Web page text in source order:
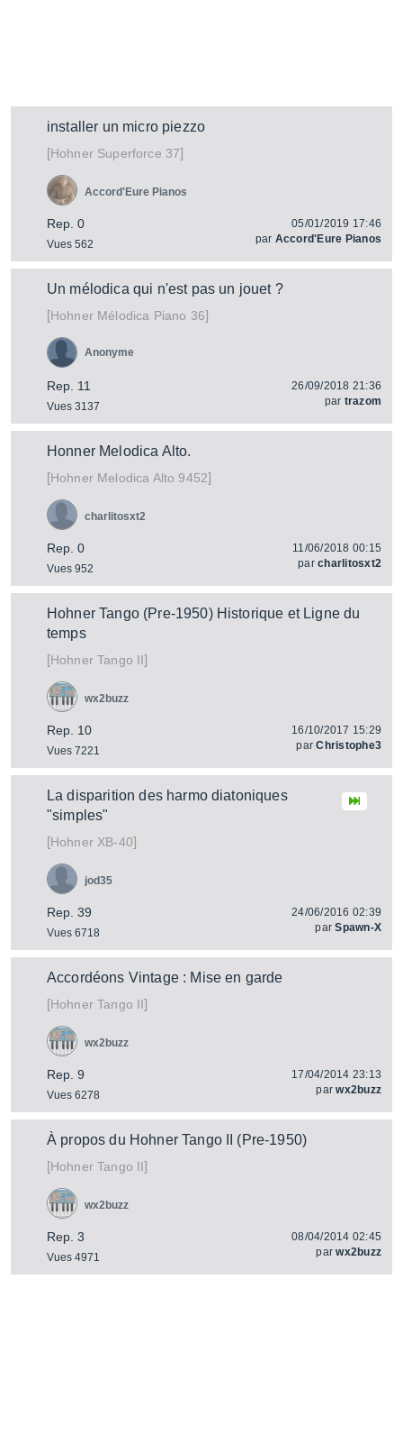
installer un micro piezzo
[HohnerSuperforce 37]
Rep. 0
Vues 562
Accord'Eure Pianos
05/01/2019 17:46
par Accord'Eure Pianos
Un mélodica qui n'est pas un jouet ?
[HohnerMélodica Piano 36]
Rep. 11
Vues 3137
Anonyme
26/09/2018 21:36
par trazom
Honner Melodica Alto.
[HohnerMelodica Alto 9452]
Rep. 0
Vues 952
charlitosxt2
11/06/2018 00:15
parcharlitosxt2
Hohner Tango (Pre-1950) Historique et Ligne du
temps
[HohnerTango II]
Rep. 10
Vues 7221
wx2buzz
16/10/2017 15:29
parChristophe3
La disparition des harmo diatoniques
"simples"
[HohnerXB-40]
Rep. 39
Vues 6718
jod35
24/06/2016 02:39
parSpawn-X
Accordéons Vintage : Mise en garde
[HohnerTango II]
Rep. 9
Vues 6278
wx2buzz
17/04/2014 23:13
parwx2buzz
À propos du Hohner Tango II (Pre-1950)
[HohnerTango II]
Rep. 3
Vues 4971
wx2buzz
08/04/2014 02:45
parwx2buzz